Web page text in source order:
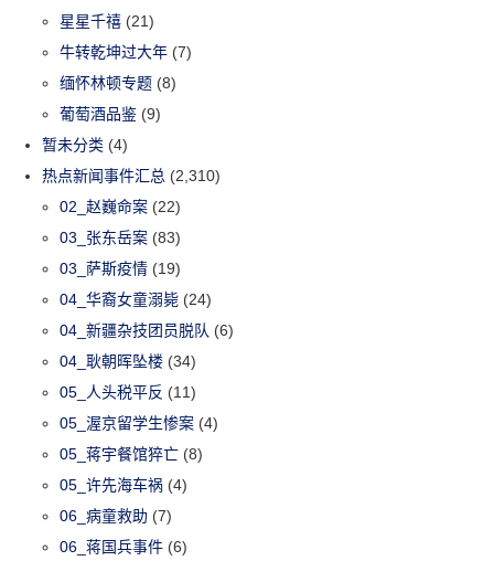
星星千禧 (21)
牛转乾坤过大年 (7)
缅怀林顿专题 (8)
葡萄酒品鉴 (9)
暂未分类 (4)
热点新闻事件汇总 (2,310)
02_赵巍命案 (22)
03_张东岳案 (83)
03_萨斯疫情 (19)
04_华裔女童溺毙 (24)
04_新疆杂技团员脱队 (6)
04_耿朝晖坠楼 (34)
05_人头税平反 (11)
05_渥京留学生惨案 (4)
05_蒋宇餐馆猝亡 (8)
05_许先海车祸 (4)
06_病童救助 (7)
06_蒋国兵事件 (6)